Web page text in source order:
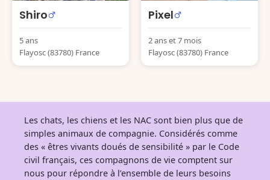
Shiro
5 ans
Flayosc (83780) France
Pixel
2 ans et 7 mois
Flayosc (83780) France
Les chats, les chiens et les NAC sont bien plus que de
simples animaux de compagnie. Considérés comme
des « êtres vivants doués de sensibilité » par le Code
civil français, ces compagnons de vie comptent sur
nous pour répondre à l’ensemble de leurs besoins